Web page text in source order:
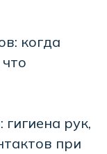
когда
рук,
при